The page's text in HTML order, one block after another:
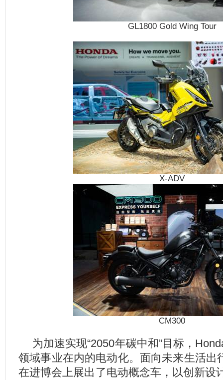
GL1800 Gold Wing Tour
X-ADV
CM300
为加速实现“2050年碳中和”目标，
领域事业在内的电动化。面向未来生活出
在进博会上展出了电动概念车，以创新设